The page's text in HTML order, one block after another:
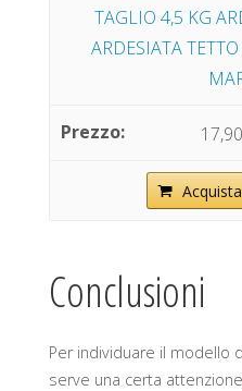
TAGLIO 4,5 KG
ARDESIATA
Conclusioni
Per individuare il modello
serve una certa attenzione.